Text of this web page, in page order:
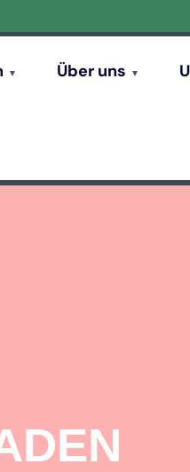
Über uns